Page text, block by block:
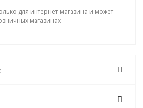
для интернет-магазина и может
магазинах